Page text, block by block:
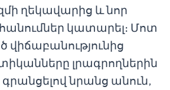
ղեկավարից և նոր
կատարել։ Մոտ
լրագրողներին
գրանցելով նրանց անուն,